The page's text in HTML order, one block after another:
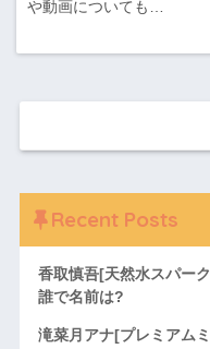
や動画についても…
Recent Posts
香取慎吾[天然水スパー
誰で名前は?
滝菜月アナ[プレミアム